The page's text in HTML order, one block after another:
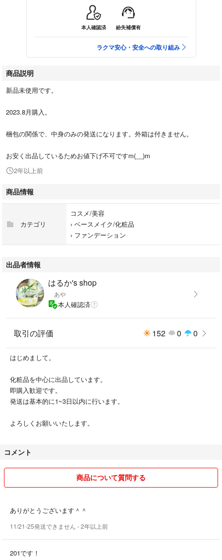
本人確認済 紛失補償有
ラクマ安心・安全への取り組み
商品説明
新品未使用です。
2023.8月購入。
梱包の関係で、中身のみの発送になります。外箱は付きません。
お安く出品しているためお値下げ不可ですm(__)m
2年以上前
商品情報
カテゴリ
コスメ/美容
› ベースメイク/化粧品
› ファンデーション
出品者情報
はるか's shop
あや
本人確認済
取引の評価 152 0 0
はじめまして。
化粧品を中心に出品しています。
即購入歓迎です。
発送は基本的に1~3日以内に行います。
よろしくお願いいたします。
コメント
商品について質問する
ありがとうございます＾＾
11/21-25発送できません - 2年以上前
201です！